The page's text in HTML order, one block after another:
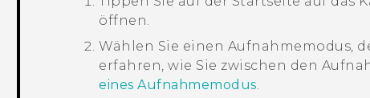
öffnen.
Wählen Sie einen Aufnahmemodus,
erfahren, wie Sie zwischen den
eines Aufnahmemodus.